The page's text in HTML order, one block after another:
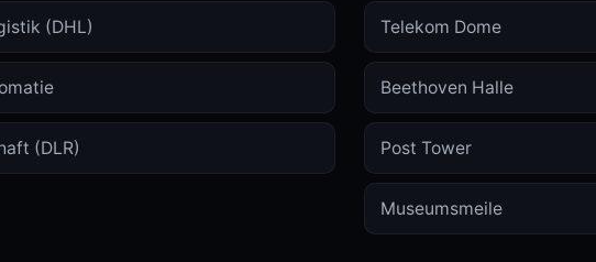
(DHL)
(DLR)
Telekom Dome
Beethoven Halle
Post Tower
Museumsmeile